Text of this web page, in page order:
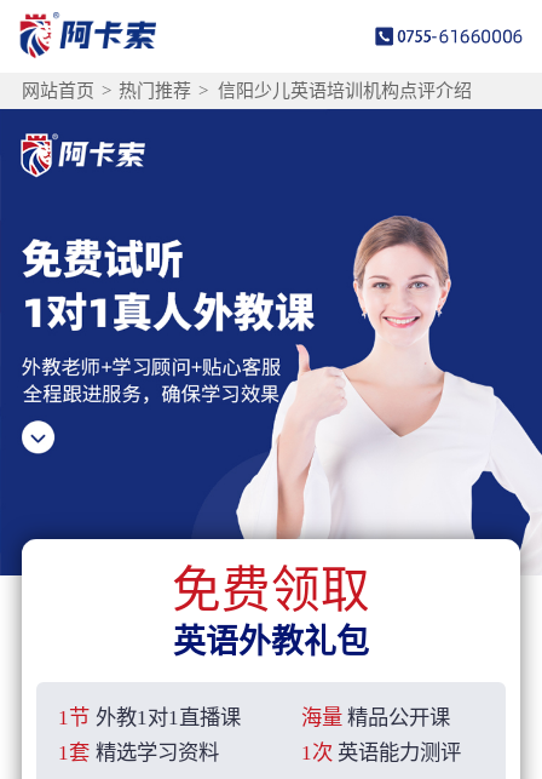
网站首页 > 热门推荐 > 信阳少儿英语培训机构点评介绍
免费领取
英语外教礼包
1节 外教1对1直播课 海量 精品公开课
1套 精选学习资料 1次 英语能力测评